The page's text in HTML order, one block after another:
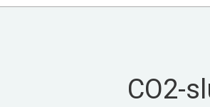
CO2-